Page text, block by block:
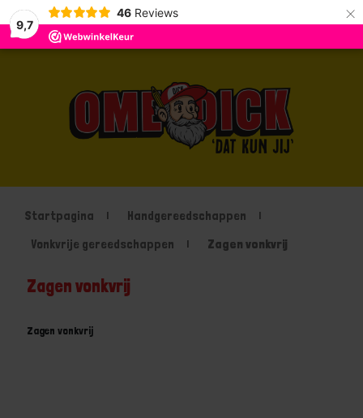
9,7
46 Reviews ×
Startpagina
Handgereedschappen
Vonkvrije gereedschappen
Zagen vonkvrij
Zagen vonkvrij
Zagen vonkvrij